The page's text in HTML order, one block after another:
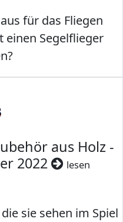
für das Fliegen
einen Segelflieger
aus Holz -
2022
lesen
sie sehen im Spiel